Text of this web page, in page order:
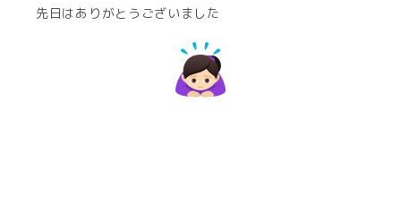
先日はありがとうございました